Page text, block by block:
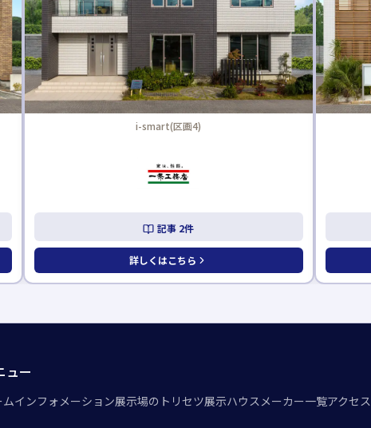
スマート・ワン(区画1)
記事
詳しくはこちら
ュー
ムインフォメーション展示場のトリセツ展示ハウスメーカー一覧アクセス